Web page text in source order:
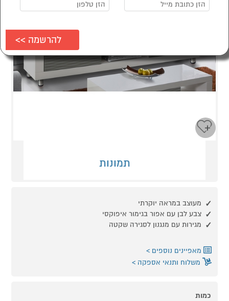
תמונות
מעוצב במראה יוקרתי
צבע לבן עם אפור בגימור איפוקסי
מגירות עם מנגנון לסגירה שקטה
מאפיינים נוספים
משלוח ותנאי אספקה
כמות